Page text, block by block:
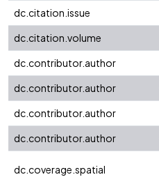
dc.citation.issue
dc.citation.volume
dc.contributor.author
dc.contributor.author
dc.contributor.author
dc.contributor.author
dc.coverage.spatial